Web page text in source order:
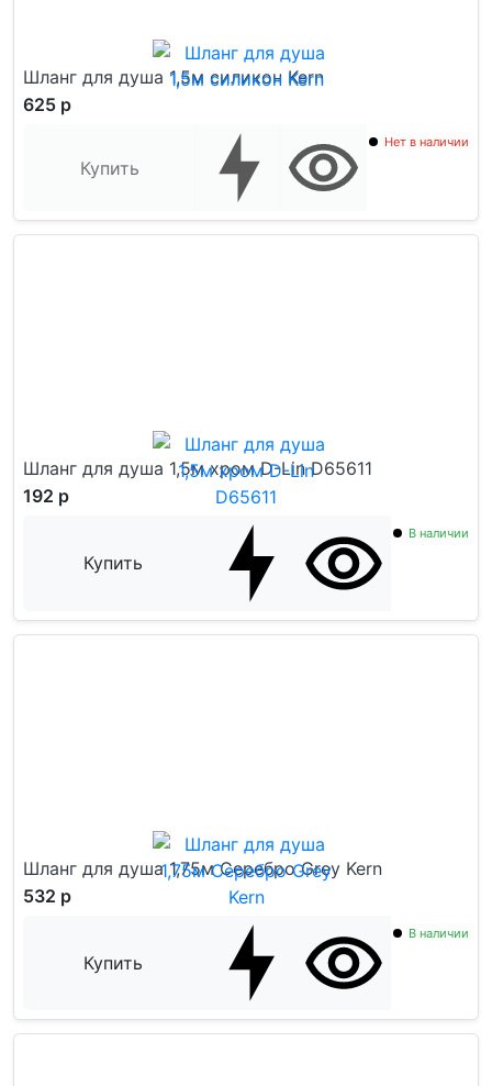
Шланг для душа 1,5м силикон Kern
625 р
Купить
Нет в наличии
Шланг для душа 1,5м хром D-Lin D65611
192 р
Купить
В наличии
Шланг для душа 1,75м Серебро Grey Kern
532 р
Купить
В наличии